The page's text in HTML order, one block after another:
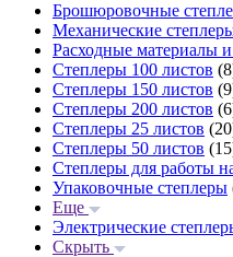
Брошюровочные
Механические
Расходные материалы и
Степлеры 100 листов
Степлеры 150 листов
Степлеры 200 листов
Степлеры 25 листов
Степлеры 50 листов
Степлеры для работы
Упаковочные степлеры
Еще
Электрические
Скрыть